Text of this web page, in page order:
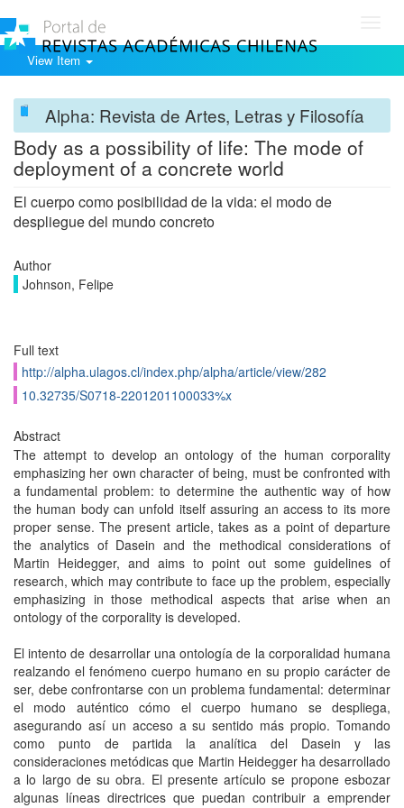
View Item
Alpha: Revista de Artes, Letras y Filosofía
Body as a possibility of life: The mode of
deployment of a concrete world
El cuerpo como posibilidad de la vida: el modo de
despliegue del mundo concreto
Author
Johnson, Felipe
Full text
http://alpha.ulagos.cl/index.php/alpha/article/view/282
10.32735/S0718-2201201100033%x
Abstract
The attempt to develop an ontology of the human corporality
emphasizing her own character of being, must be confronted with
a fundamental problem: to determine the authentic way of how
the human body can unfold itself assuring an access to its more
proper sense. The present article, takes as a point of departure
the analytics of Dasein and the methodical considerations of
Martin Heidegger, and aims to point out some guidelines of
research, which may contribute to face up the problem, especially
emphasizing in those methodical aspects that arise when an
ontology of the corporality is developed.
El intento de desarrollar una ontología de la corporalidad humana
realzando el fenómeno cuerpo humano en su propio carácter de
ser, debe confrontarse con un problema fundamental: determinar
el modo auténtico cómo el cuerpo humano se despliega,
asegurando así un acceso a su sentido más propio. Tomando
como punto de partida la analítica del Dasein y las
consideraciones metódicas que Martin Heidegger ha desarrollado
a lo largo de su obra. El presente artículo se propone esbozar
algunas líneas directrices que puedan contribuir a emprender